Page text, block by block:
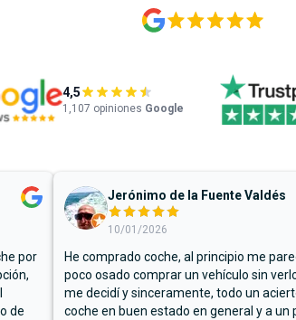
4,5
1,107 opiniones Google
por
de
Jerónimo de la Fuente Valdés
10/01/2026
He comprado coche, al principio me
poco osado comprar un vehículo sin
me decidí y sinceramente, todo un
coche en buen estado en general y a un